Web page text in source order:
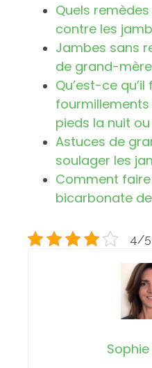
Quels
contre les
Jambes sans
de grand-
Qu’est-ce
pieds la nuit
Astuces de
soulager les
Comment
bicarbonate
4/5